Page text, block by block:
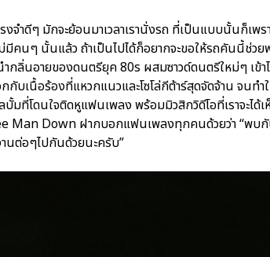
งจำดีๆ มักจะย้อนมาเวลาเรานั่งรถ ที่เป็นแบบนั้นก็เพ
คนๆ นั้นแล้ว ถ้าเป็นไปได้ก็อยากจะขอให้รถคันนี้ช่วย
กลิ่นอายของดนตรียุค 80s ผสมซาวด์ดนตรีใหม่ๆ เข้
กับเนื้อร้องที่แหวกแนวและโซโล่กีต้าร์สุดจัดจ้าน จนท
มที่โดนใจติดหูแฟนเพลง พร้อมมิวสิกวิดีโอที่เราจะไ
Man Down ฝากบอกแฟนเพลงทุกคนด้วยว่า “พบ
นต่อๆไปกันด้วยนะครับ”